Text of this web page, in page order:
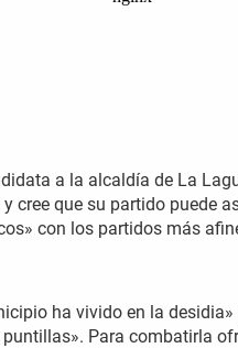
a la alcaldía de La
cree que su partido puede
con los partidos más
ha vivido en la
Para combatirla